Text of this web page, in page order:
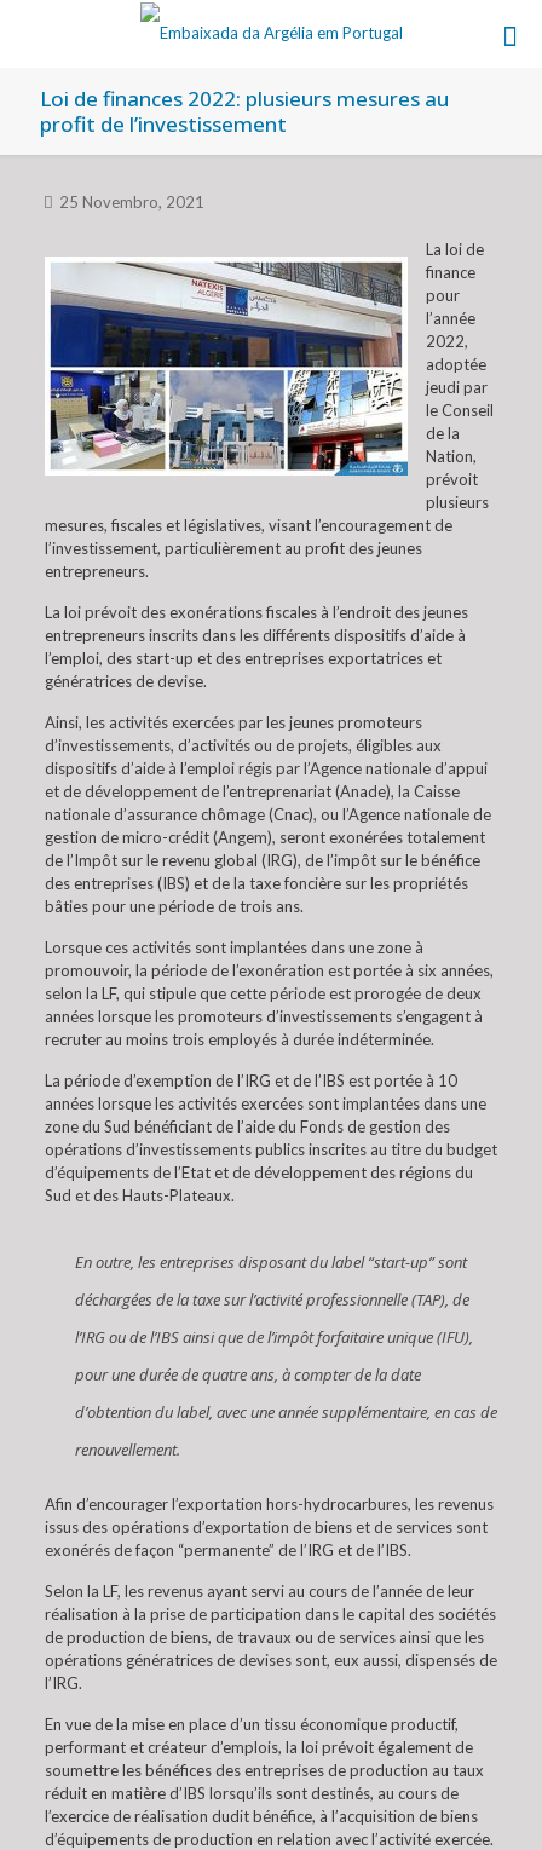
Loi de finances 2022: plusieurs mesures au
profit de l’investissement
25 Novembro, 2021
La loi de
finance
pour
l’année
2022,
adoptée
jeudi par
le Conseil
de la
Nation,
prévoit
plusieurs
mesures, fiscales et législatives, visant l’encouragement de
l’investissement, particulièrement au profit des jeunes
entrepreneurs.
La loi prévoit des exonérations fiscales à l’endroit des jeunes
entrepreneurs inscrits dans les différents dispositifs d’aide à
l’emploi, des start-up et des entreprises exportatrices et
génératrices de devise.
Ainsi, les activités exercées par les jeunes promoteurs
d’investissements, d’activités ou de projets, éligibles aux
dispositifs d’aide à l’emploi régis par l’Agence nationale d’appui
et de développement de l’entreprenariat (Anade), la Caisse
nationale d’assurance chômage (Cnac), ou l’Agence nationale de
gestion de micro-crédit (Angem), seront exonérées totalement
de l’Impôt sur le revenu global (IRG), de l’impôt sur le bénéfice
des entreprises (IBS) et de la taxe foncière sur les propriétés
bâties pour une période de trois ans.
Lorsque ces activités sont implantées dans une zone à
promouvoir, la période de l’exonération est portée à six années,
selon la LF, qui stipule que cette période est prorogée de deux
années lorsque les promoteurs d’investissements s’engagent à
recruter au moins trois employés à durée indéterminée.
La période d’exemption de l’IRG et de l’IBS est portée à 10
années lorsque les activités exercées sont implantées dans une
zone du Sud bénéficiant de l’aide du Fonds de gestion des
opérations d’investissements publics inscrites au titre du budget
d’équipements de l’Etat et de développement des régions du
Sud et des Hauts-Plateaux.
En outre, les entreprises disposant du label “start-up” sont
déchargées de la taxe sur l’activité professionnelle (TAP), de
l’IRG ou de l’IBS ainsi que de l’impôt forfaitaire unique (IFU),
pour une durée de quatre ans, à compter de la date
d’obtention du label, avec une année supplémentaire, en cas de
renouvellement.
Afin d’encourager l’exportation hors-hydrocarbures, les revenus
issus des opérations d’exportation de biens et de services sont
exonérés de façon “permanente” de l’IRG et de l’IBS.
Selon la LF, les revenus ayant servi au cours de l’année de leur
réalisation à la prise de participation dans le capital des sociétés
de production de biens, de travaux ou de services ainsi que les
opérations génératrices de devises sont, eux aussi, dispensés de
l’IRG.
En vue de la mise en place d’un tissu économique productif,
performant et créateur d’emplois, la loi prévoit également de
soumettre les bénéfices des entreprises de production au taux
réduit en matière d’IBS lorsqu’ils sont destinés, au cours de
l’exercice de réalisation dudit bénéfice, à l’acquisition de biens
d’équipements de production en relation avec l’activité exercée.